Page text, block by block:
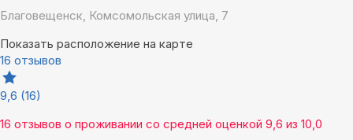
Благовещенск, Комсомольская улица, 7
Показать расположение на карте
16 отзывов
9,6 (16)
16 отзывов о проживании со средней оценкой 9,6 из 10,0